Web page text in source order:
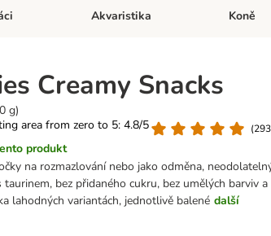
menu: Malá zvířataOtevřít menu: Ptáci
Akvaristika Otevřít
Koně
Creamy Snacks
g)
area from zero to 5: 4.8/5
(293
produkt
na rozmazlování nebo jako odměna,
taurinem, bez přidaného cukru, bez umělých barviv a
lahodných variantách, jednotlivě balené další